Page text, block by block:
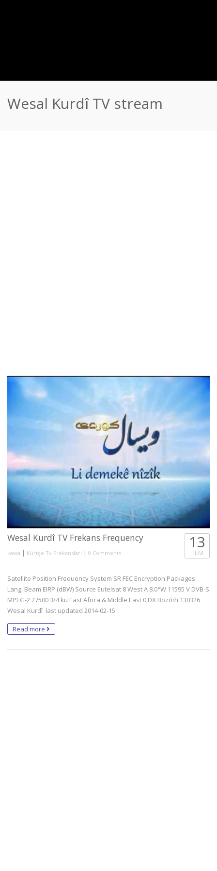
Wesal Kurdî TV stream
Wesal Kurdî TV Frekans Frequency
kawa | Kürtçe Tv Frekansları | 0 Comments
13
TEM
Satellite Position Frequency System SR FEC Encryption Packages
Lang. Beam EIRP (dBW) Source Eutelsat 8 West A 8.0°W 11595 V DVB-S
MPEG-2 27500 3/4 ku East Africa & Middle East 0 DX Bozóth 130326
Wesal Kurdî last updated 2014-02-15
Read more